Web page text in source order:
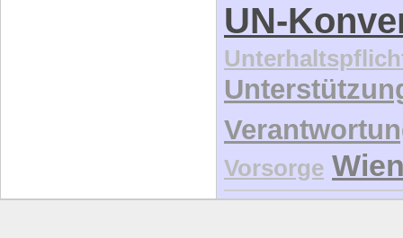
UN-
Vorsorge